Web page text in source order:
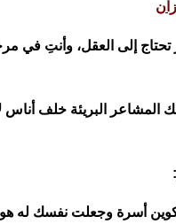
تحتاج إلى العقل، وأنتِ في
البريئة خلف أناس لا
أسرة وجعلت نفسك له